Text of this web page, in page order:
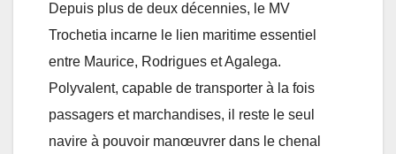
Depuis plus de deux décennies, le MV
Trochetia incarne le lien maritime essentiel
entre Maurice, Rodrigues et Agalega.
Polyvalent, capable de transporter à la fois
passagers et marchandises, il reste le seul
navire à pouvoir manœuvrer dans le chenal